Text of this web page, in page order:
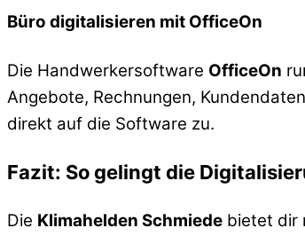
Büro digitalisieren mit OfficeOn
Die Handwerkersoftware OfficeOn
Angebote, Rechnungen,
direkt auf die Software zu.
Fazit: So gelingt die
Die Klimahelden Schmiede bietet dir